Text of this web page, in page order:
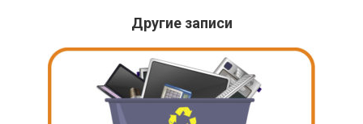
Другие записи